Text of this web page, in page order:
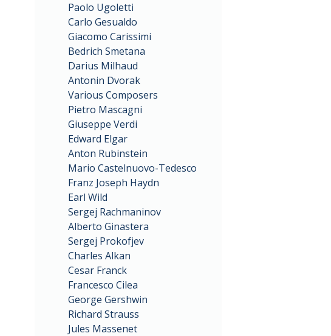
Paolo Ugoletti
Carlo Gesualdo
Giacomo Carissimi
Bedrich Smetana
Darius Milhaud
Antonin Dvorak
Various Composers
Pietro Mascagni
Giuseppe Verdi
Edward Elgar
Anton Rubinstein
Mario Castelnuovo-Tedesco
Franz Joseph Haydn
Earl Wild
Sergej Rachmaninov
Alberto Ginastera
Sergej Prokofjev
Charles Alkan
Cesar Franck
Francesco Cilea
George Gershwin
Richard Strauss
Jules Massenet